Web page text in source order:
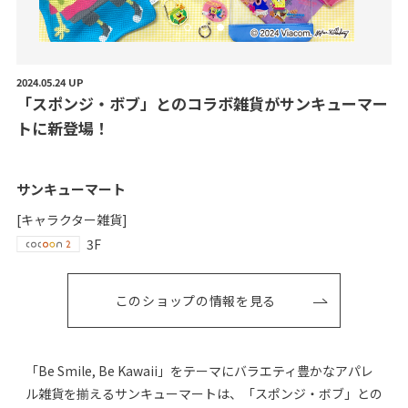
2024.05.24 UP
「スポンジ・ ボブ」 とのコラボ雑貨がサンキューマー
トに新登場 ！
サンキューマート
[キャラクター雑貨]
3F
このショップの情報を見る
「Be Smile, Be Kawaii」をテーマにバラエティ豊かなアパレ
ル雑貨を揃えるサンキューマートは、「スポンジ・ボブ」との